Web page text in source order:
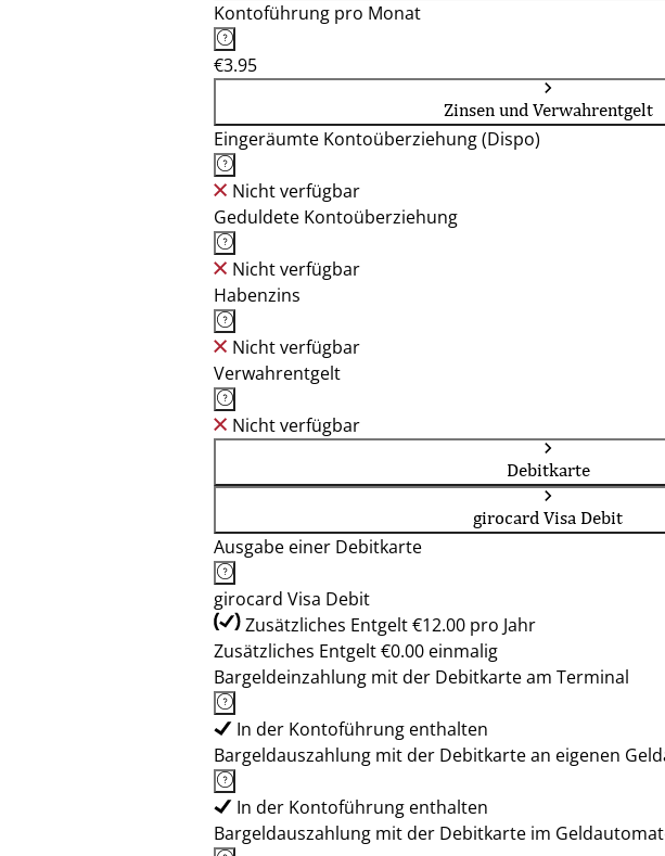
Kontoführung pro Monat
€3.95
Zinsen und Verwahrentgelt
Eingeräumte Kontoüberziehung (Dispo)
Nicht verfügbar
Geduldete Kontoüberziehung
Nicht verfügbar
Habenzins
Nicht verfügbar
Verwahrentgelt
Nicht verfügbar
Debitkarte
girocard Visa Debit
Ausgabe einer Debitkarte
girocard Visa Debit
Zusätzliches Entgelt €12.00 pro Jahr
Zusätzliches Entgelt €0.00 einmalig
Bargeldeinzahlung mit der Debitkarte am Terminal
In der Kontoführung enthalten
Bargeldauszahlung mit der Debitkarte an eigenen
In der Kontoführung enthalten
Bargeldauszahlung mit der Debitkarte im